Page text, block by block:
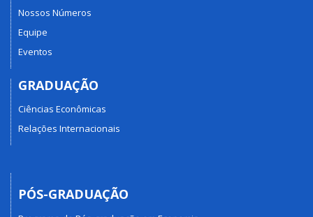
Nossos Números
Equipe
Eventos
GRADUAÇÃO
Ciências Econômicas
Relações Internacionais
PÓS-GRADUAÇÃO